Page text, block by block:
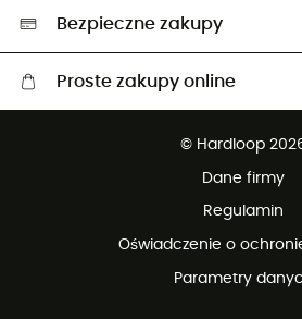
Wybrane produkty eko
Bezpieczne zakupy
Proste zakupy online
© Hardloop
Dane firmy
Regulamin
Oświadczenie o
Parametry